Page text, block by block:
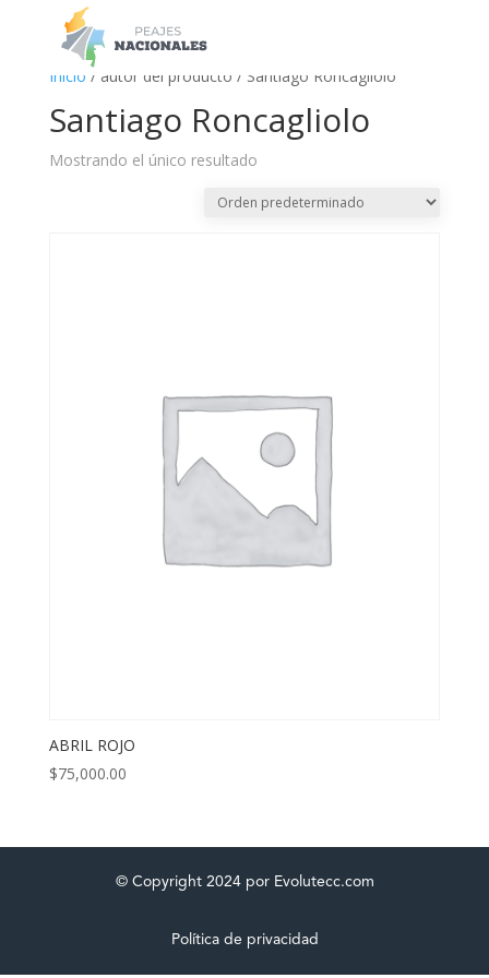
Inicio / autor del producto / Santiago Roncagliolo
Santiago Roncagliolo
Mostrando el único resultado
ABRIL ROJO
$75,000.00
© Copyright 2024 por Evolutecc.com
Política de privacidad